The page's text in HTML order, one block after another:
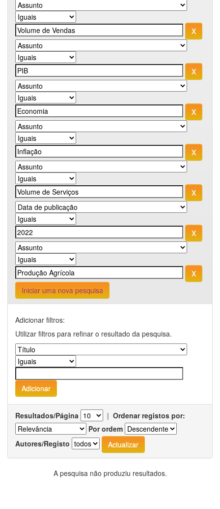
Iniciar uma nova pesquisa
Adicionar filtros:
Utilizar filtros para refinar o resultado da pesquisa.
Resultados/Página | Ordenar registos por:
Por ordem
Autores/Registo
A pesquisa não produziu resultados.